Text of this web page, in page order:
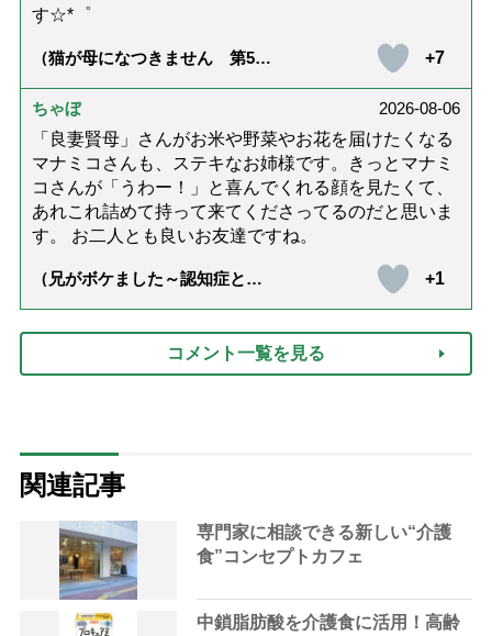
す☆*゜
（猫が母になつきません 第500
+7
ちゃぼ
2026-08-06
「良妻賢母」さんがお米や野菜やお花を届けたくなる
マナミコさんも、ステキなお姉様です。きっとマナミ
コさんが「うわー！」と喜んでくれる顔を見たくて、
あれこれ詰めて持って来てくださってるのだと思いま
す。 お二人とも良いお友達ですね。
（兄がボケました～認知症と介
達』が届きました」）
+1
コメント一覧を見る
関連記事
専門家に相談できる新しい“介護
食”コンセプトカフェ
中鎖脂肪酸を介護食に活用！高齢